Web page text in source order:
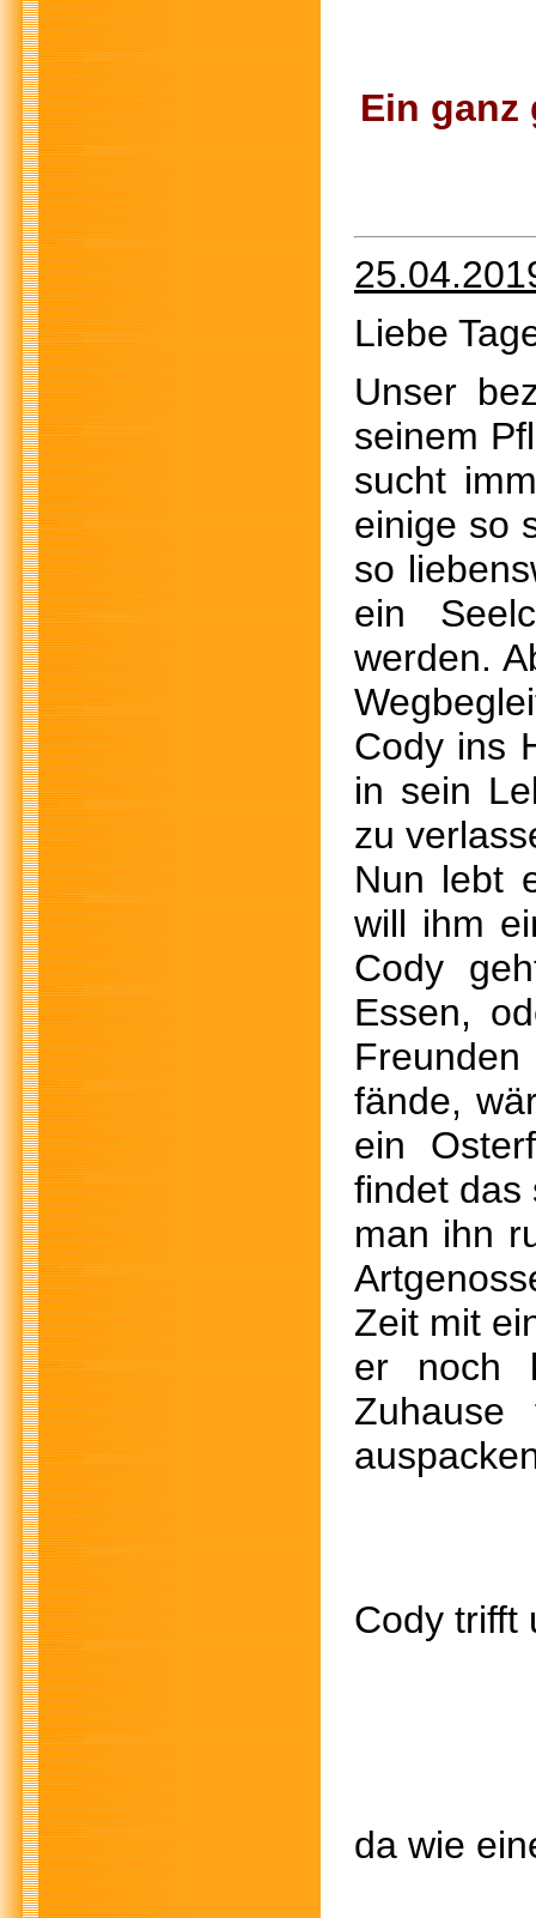
Ein ganz
Liebe
Unser
seinem
sucht
einige so
so
ein
werden.
Cody ins
in sein
zu
Nun lebt
will ihm
Cody
Essen,
fände,
ein
findet das
man ihn
Zeit mit
er noch
Cody trifft
da wie